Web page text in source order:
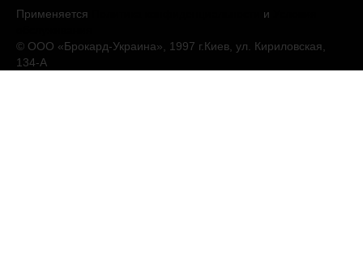
Применяется
и
© ООО «Брокард-Украина», 1997 г.Киев, ул. Кириловская,
134-А